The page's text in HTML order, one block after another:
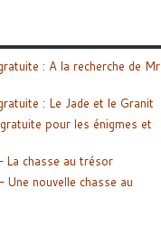
: A la recherche de Mr
: Le Jade et le Granit
pour les énigmes et
La chasse au trésor
Une nouvelle chasse au